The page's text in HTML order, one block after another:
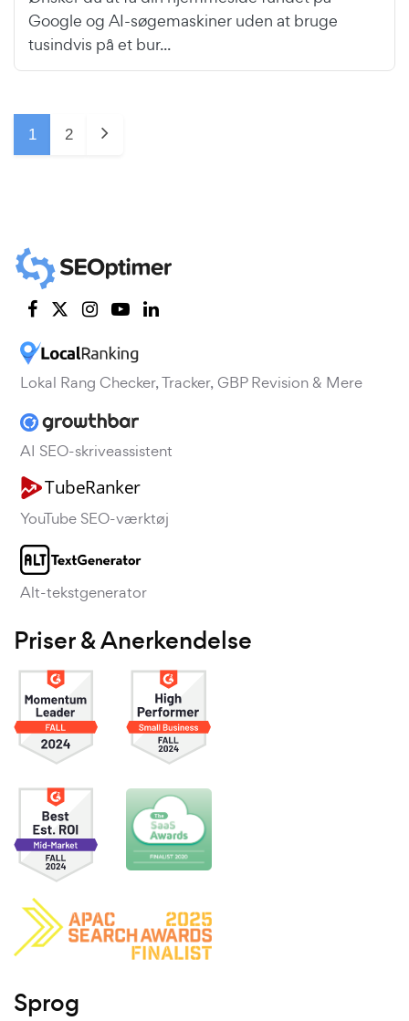
Google og AI-søgemaskiner uden at bruge
tusindvis på et bur...
1 2
Lokal Rang Checker, Tracker, GBP Revision & Mere
AI SEO-skriveassistent
YouTube SEO-værktøj
Alt-tekstgenerator
Priser & Anerkendelse
Sprog